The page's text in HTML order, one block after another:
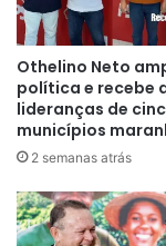
O áudio do
grupos e
municipio de
localizado na
Após o áudio
Lima
Valéria,
Othelino Neto
política e recebe
lideranças de
municípios
2 semanas atrás